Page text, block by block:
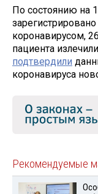
По состоянию на
коронавирусом,
пациента
подтвердили
коронавируса
Рекомендуемые